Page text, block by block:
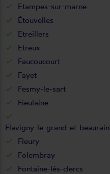
Etampes-sur-marne
Étouvelles
Etreillers
Etreux
Faucoucourt
Fayet
Fesmy-le-sart
Fieulaine
Flavigny-le-grand-et-beaurain
Fleury
Folembray
Fontaine-lès-clercs